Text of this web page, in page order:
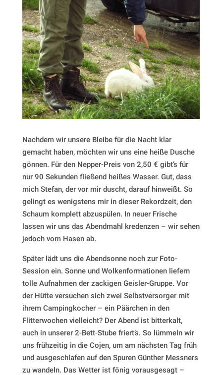
Nachdem wir unsere Bleibe für die Nacht klar
gemacht haben, möchten wir uns eine heiße Dusche
gönnen. Für den Nepper-Preis von 2,50 € gibt’s für
nur 90 Sekunden fließend heißes Wasser. Gut, dass
mich Stefan, der vor mir duscht, darauf hinweißt. So
gelingt es wenigstens mir in dieser Rekordzeit, den
Schaum komplett abzuspülen. In neuer Frische
lassen wir uns das Abendmahl kredenzen – wir sehen
jedoch vom Hasen ab.
Später lädt uns die Abendsonne noch zur Foto-
Session ein. Sonne und Wolkenformationen liefern
tolle Aufnahmen der zackigen Geisler-Gruppe. Vor
der Hütte versuchen sich zwei Selbstversorger mit
ihrem Campingkocher – ein Päärchen in den
Flitterwochen vielleicht? Der Abend ist bitterkalt,
auch in unserer 2-Bett-Stube friert’s. So lümmeln wir
uns frühzeitig in die Cojen, um am nächsten Tag früh
und ausgeschlafen auf den Spuren Günther Messners
zu wandeln. Das Wetter ist fönig vorausgesagt –